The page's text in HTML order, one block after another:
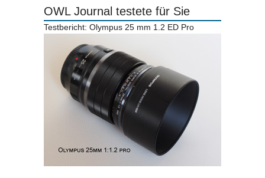
OWL Journal testete für Sie
Testbericht: Olympus 25 mm 1.2 ED Pro